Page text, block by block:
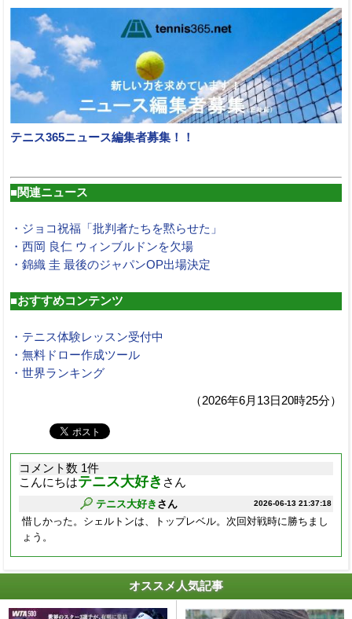
テニス365ニュース編集者募集！！
■関連ニュース
・ジョコ祝福「批判者たちを黙らせた」
・西岡 良仁 ウィンブルドンを欠場
・錦織 圭 最後のジャパンOP出場決定
■おすすめコンテンツ
・テニス体験レッスン受付中
・無料ドロー作成ツール
・世界ランキング
（2026年6月13日20時25分）
コメント数 1件
こんにちはテニス大好き さん
2026-06-13 21:37:18
テニス大好き さん
惜しかった。シェルトンは、トップレベル。次回対戦時に勝ちまし
ょう。
オススメ人気記事